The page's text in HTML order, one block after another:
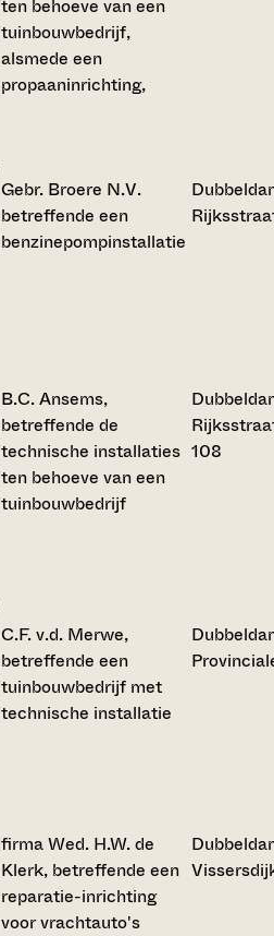
ten behoeve van een
tuinbouwbedrijf,
alsmede een
propaaninrichting,
Gebr. Broere N.V.
betreffende een
benzinepompinstallatie
B.C. Ansems,
betreffende de
technische installaties
ten behoeve van een
tuinbouwbedrijf
108
C.F. v.d. Merwe,
betreffende een
tuinbouwbedrijf met
technische installatie
firma Wed. H.W. de
Klerk, betreffende een
reparatie-inrichting
voor vrachtauto's